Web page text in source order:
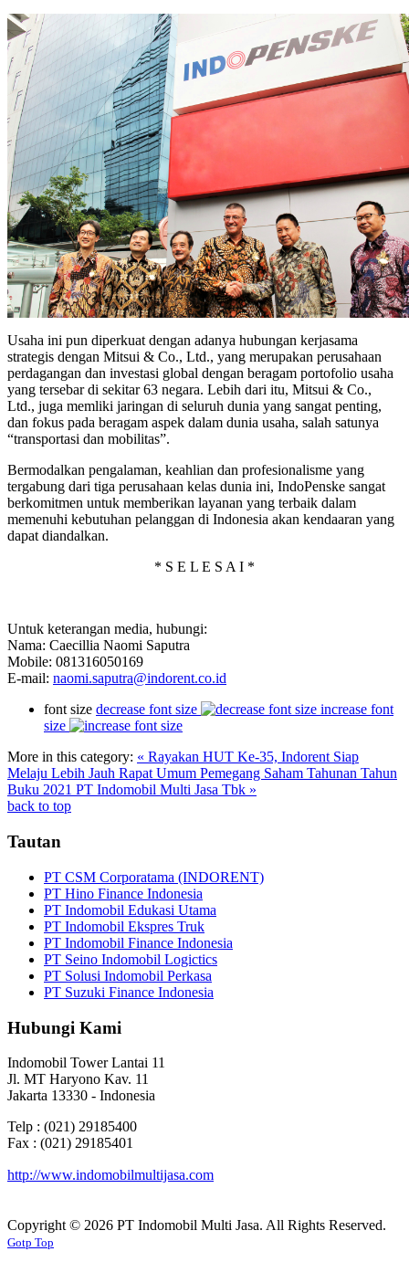
Usaha ini pun diperkuat dengan adanya hubungan kerjasama
strategis dengan Mitsui & Co., Ltd., yang merupakan perusahaan
perdagangan dan investasi global dengan beragam portofolio usaha
yang tersebar di sekitar 63 negara. Lebih dari itu, Mitsui & Co.,
Ltd., juga memliki jaringan di seluruh dunia yang sangat penting,
dan fokus pada beragam aspek dalam dunia usaha, salah satunya
“transportasi dan mobilitas”.
Bermodalkan pengalaman, keahlian dan profesionalisme yang
tergabung dari tiga perusahaan kelas dunia ini, IndoPenske sangat
berkomitmen untuk memberikan layanan yang terbaik dalam
memenuhi kebutuhan pelanggan di Indonesia akan kendaaran yang
dapat diandalkan.
* S E L E S A I *
Untuk keterangan media, hubungi:
Nama: Caecillia Naomi Saputra
Mobile: 081316050169
E-mail: naomi.saputra@indorent.co.id
font size decrease font size
increase font
size
More in this category: « Rayakan HUT Ke-35, Indorent Siap
Melaju Lebih Jauh Rapat Umum Pemegang Saham Tahunan Tahun
Buku 2021 PT Indomobil Multi Jasa Tbk »
back to top
Tautan
PT CSM Corporatama (INDORENT)
PT Hino Finance Indonesia
PT Indomobil Edukasi Utama
PT Indomobil Ekspres Truk
PT Indomobil Finance Indonesia
PT Seino Indomobil Logictics
PT Solusi Indomobil Perkasa
PT Suzuki Finance Indonesia
Hubungi Kami
Indomobil Tower Lantai 11
Jl. MT Haryono Kav. 11
Jakarta 13330 - Indonesia
Telp : (021) 29185400
Fax : (021) 29185401
http://www.indomobilmultijasa.com
Copyright © 2026 PT Indomobil Multi Jasa. All Rights Reserved.
Gotp Top